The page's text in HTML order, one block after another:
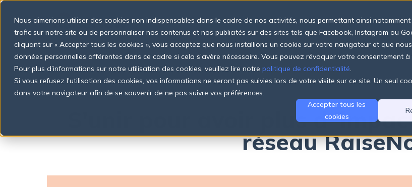
Nous aimerions utiliser des cookies non indispensables dans le cadre de nos activités, nous permettant ainsi notamment
trafic sur notre site ou de personnaliser nos contenus et nos publicités sur des sites tels que Facebook, Instagram ou
cliquant sur « Accepter tous les cookies », vous acceptez que nous installions un cookie sur votre navigateur et que
données personnelles afférentes dans ce cadre si cela s’avère nécessaire. Vous pouvez révoquer votre consentement
Pour plus d’informations sur notre utilisation des cookies, veuillez lire notre politique de confidentialité.
Si vous refusez l'utilisation des cookies, vos informations ne seront pas suivies lors de votre visite sur ce site. Un seul
dans votre navigateur afin de se souvenir de ne pas suivre vos préférences.
Accepter tous les
cookies
S
Produits Tarifs Entreprise
GETTUP & RAISENOW
S'unir pour avoir plus d
réseau